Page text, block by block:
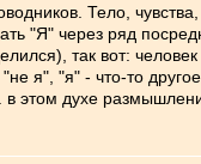
Тело,
"Я" через ряд
так вот:
я", "я" - что-то
в этом духе